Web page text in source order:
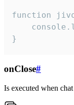
function
}
onClose#
Is executed when